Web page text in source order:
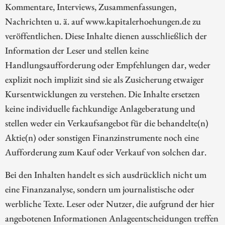
Kommentare, Interviews, Zusammenfassungen,
Nachrichten u. ä. auf www.kapitalerhoehungen.de zu
veröffentlichen. Diese Inhalte dienen ausschließlich der
Information der Leser und stellen keine
Handlungsaufforderung oder Empfehlungen dar, weder
explizit noch implizit sind sie als Zusicherung etwaiger
Kursentwicklungen zu verstehen. Die Inhalte ersetzen
keine individuelle fachkundige Anlageberatung und
stellen weder ein Verkaufsangebot für die behandelte(n)
Aktie(n) oder sonstigen Finanzinstrumente noch eine
Aufforderung zum Kauf oder Verkauf von solchen dar.
Bei den Inhalten handelt es sich ausdrücklich nicht um
eine Finanzanalyse, sondern um journalistische oder
werbliche Texte. Leser oder Nutzer, die aufgrund der hier
angebotenen Informationen Anlageentscheidungen treffen